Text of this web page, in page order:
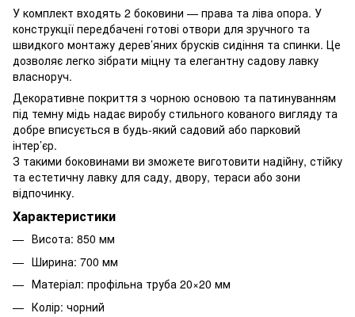
У комплект входять 2 боковини — права та ліва опора. У
конструкції передбачені готові отвори для зручного та
швидкого монтажу дерев’яних брусків сидіння та спинки. Це
дозволяє легко зібрати міцну та елегантну садову лавку
власноруч.
Декоративне покриття з чорною основою та патинуванням
під темну мідь надає виробу стильного кованого вигляду та
добре вписується в будь-який садовий або парковий
інтер’єр.
З такими боковинами ви зможете виготовити надійну, стійку
та естетичну лавку для саду, двору, тераси або зони
відпочинку.
Характеристики
Висота: 850 мм
Ширина: 700 мм
Матеріал: профільна труба 20×20 мм
Колір: чорний